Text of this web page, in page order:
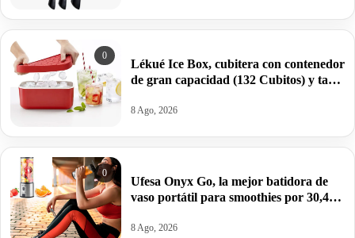
0
Lékué Ice Box, cubitera con contenedor
de gran capacidad (132 Cubitos) y tapa
8 Ago, 2026
0
Ufesa Onyx Go, la mejor batidora de
vaso portátil para smoothies por 30,41€
8 Ago, 2026